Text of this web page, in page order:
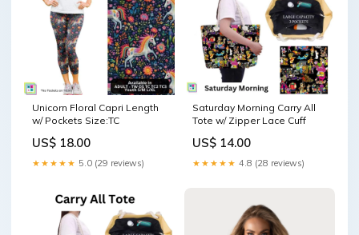
Unicorn Floral Capri Length
w/ Pockets Size:TC
US$ 18.00
★★★★★ 5.0 (29 reviews)
Saturday Morning Carry All
Tote w/ Zipper Lace Cuff
US$ 14.00
★★★★★ 4.8 (28 reviews)